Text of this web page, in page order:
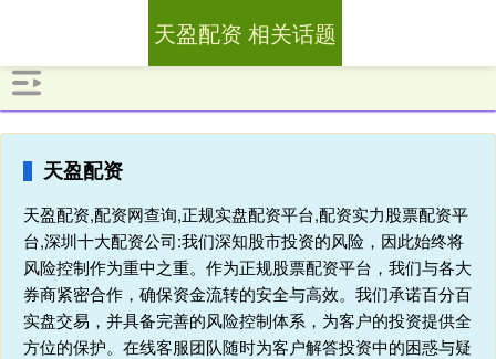
天盈配资
天盈配资,配资网查询,正规实盘配资平台,配资实力股票配资平
台,深圳十大配资公司:我们深知股市投资的风险，因此始终将
风险控制作为重中之重。作为正规股票配资平台，我们与各大
券商紧密合作，确保资金流转的安全与高效。我们承诺百分百
实盘交易，并具备完善的风险控制体系，为客户的投资提供全
方位的保护。在线客服团队随时为客户解答投资中的困惑与疑
天盈配资 相关话题